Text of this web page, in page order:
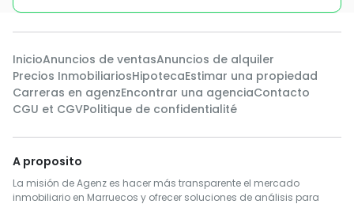
InicioAnuncios de ventasAnuncios de alquiler
Precios InmobiliariosHipotecaEstimar una propiedad
Carreras en agenzEncontrar una agenciaContacto
CGU et CGVPolitique de confidentialité
A proposito
La misión de Agenz es hacer más transparente el mercado
inmobiliario en Marruecos y ofrecer soluciones de análisis para